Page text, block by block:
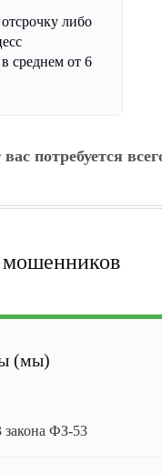
либо
среднем от 6
потребуется
(мы)
закона ФЗ-53